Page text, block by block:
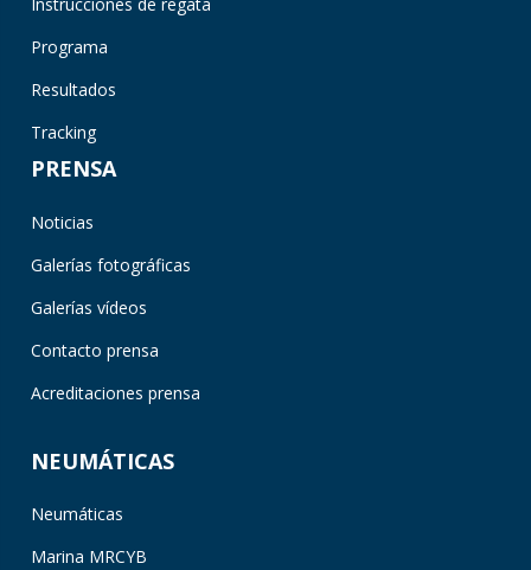
Programa
Resultados
Tracking
PRENSA
Noticias
Galerías fotográficas
Galerías vídeos
Contacto prensa
Acreditaciones prensa
NEUMÁTICAS
Neumáticas
Marina MRCYB